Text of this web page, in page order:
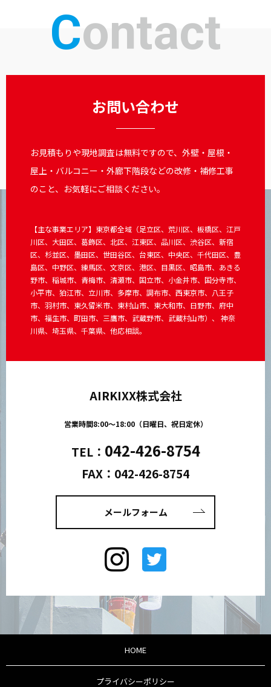
Contact
お問い合わせ
お見積もりや現地調査は無料ですので、外壁・屋根・
屋上・バルコニー・外廊下階段などの改修・補修工事
のこと、お気軽にご相談ください。
【主な事業エリア】東京都全域（足立区、荒川区、板橋区、江戸
川区、大田区、葛飾区、北区、江東区、品川区、渋谷区、新宿
区、杉並区、墨田区、世田谷区、台東区、中央区、千代田区、豊
島区、中野区、練馬区、文京区、港区、目黒区、昭島市、あきる
野市、稲城市、青梅市、清瀬市、国立市、小金井市、国分寺市、
小平市、狛江市、立川市、多摩市、調布市、西東京市、八王子
市、羽村市、東久留米市、東村山市、東大和市、日野市、府中
市、福生市、町田市、三鷹市、武蔵野市、武蔵村山市）、 神奈
川県、埼玉県、千葉県、他応相談。
AIRKIXX株式会社
営業時間8:00～18:00（日曜日、祝日定休）
TEL： 042-426-8754
FAX：042-426-8754
メールフォーム
HOME
プライバシーポリシー